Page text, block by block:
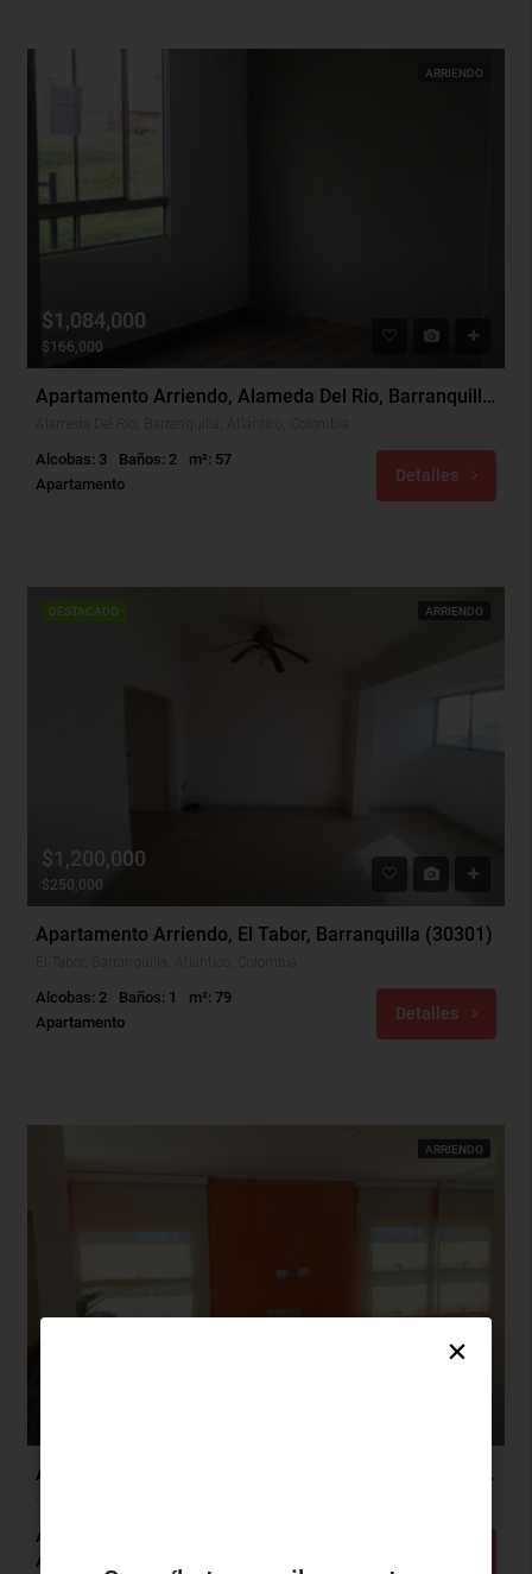
ARRIENDO
$1,084,000
$166,000
Apartamento Arriendo, Alameda Del Rio, Barranquilla (31089)
Alcobas: 3 Baños: 2
m²: 57
Apartamento
Detalles
DESTACADO ARRIENDO
$1,200,000
$250,000
Apartamento Arriendo, El Tabor, Barranquilla (30301)
Alcobas: 2 Baños: 1
m²: 79
Apartamento
Detalles
ARRIENDO
Apartamento Arriendo, Villa Paraiso, Barranquilla (31008)
Alcobas: 2
Apartamento